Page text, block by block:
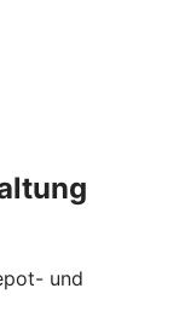
und